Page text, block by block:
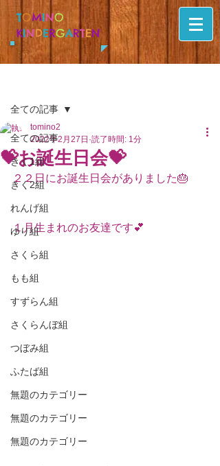
TOMINO
KINDERGARTEN
全ての記事
きく1組
きく2組
れんげ組
ゆり組
さくら組
もも組
すずらん組
さくらんぼ組
つぼみ組
ふたば組
無題のカテゴリー
無題のカテゴリー
無題のカテゴリー
全ての記事
💝お誕生日会💝
tomino2
2022年2月27日 読了時間: 1分
２２日にお誕生日会がありました🎂
１月生まれのお友達です💕